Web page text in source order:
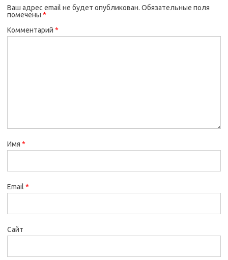
Ваш адрес email не будет опубликован. Обязательные поля
помечены *
Комментарий *
Имя *
Email *
Сайт